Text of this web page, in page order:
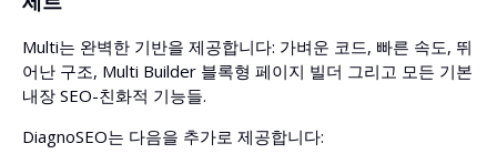
Multi는 완벽한 기반을 제공합니다: 가벼운 코드, 빠른 속도, 뛰
어난 구조, Multi Builder 블록형 페이지 빌더 그리고 모든 기본
내장 SEO-친화적 기능들.
DiagnoSEO는 다음을 추가로 제공합니다: